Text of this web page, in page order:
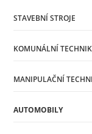
STAVEBNÍ STROJE
KOMUNÁLNÍ
MANIPULAČNÍ
AUTOMOBILY